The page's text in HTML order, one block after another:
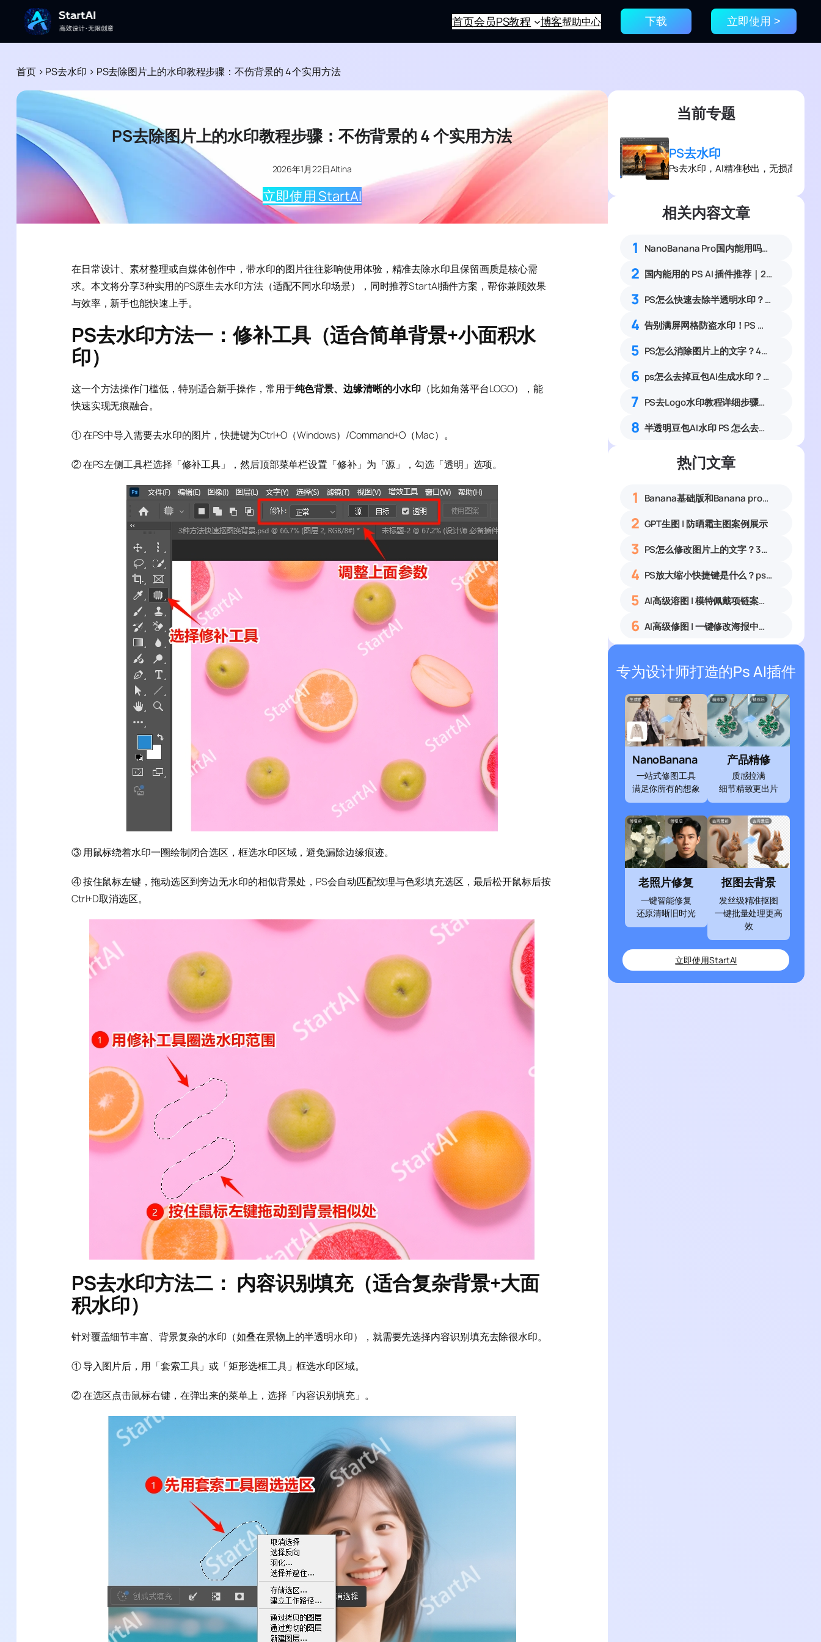
首页会员PS教程 博客帮助中心 下载 立即使用 >
首页 > PS去水印 > PS去除图片上的水印教程步骤：不伤背景的 4 个实用方法
PS去除图片上的水印教程步骤：不伤背景的 4 个实用方法
2026年1月22日Altina
立即使用 StartAI
在日常设计、素材整理或自媒体创作中，带水印的图片往往影响使用体验，精准去除水印且保留画质是核心需
求。本文将分享3种实用的PS原生去水印方法（适配不同水印场景），同时推荐StartAI插件方案，帮你兼顾效果
与效率，新手也能快速上手。
PS去水印方法一：修补工具（适合简单背景+小面积水
印）
这一个方法操作门槛低，特别适合新手操作，常用于纯色背景、边缘清晰的小水印 （比如角落平台LOGO），能
快速实现无痕融合。
① 在PS中导入需要去水印的图片，快捷键为Ctrl+O（Windows）/Command+O（Mac）。
② 在PS左侧工具栏选择「修补工具」，然后顶部菜单栏设置「修补」为「源」，勾选「透明」选项。
③ 用鼠标绕着水印一圈绘制闭合选区，框选水印区域，避免漏除边缘痕迹。
④ 按住鼠标左键，拖动选区到旁边无水印的相似背景处，PS会自动匹配纹理与色彩填充选区，最后松开鼠标后按
Ctrl+D取消选区。
PS去水印方法二： 内容识别填充（适合复杂背景+大面
积水印）
针对覆盖细节丰富、背景复杂的水印（如叠在景物上的半透明水印），就需要先选择内容识别填充去除很水印。
① 导入图片后，用「套索工具」或「矩形选框工具」框选水印区域。
② 在选区点击鼠标右键，在弹出来的菜单上，选择「内容识别填充」。
当前专题
PS去水印
Ps去水印，AI精准秒出，无损高效去
相关内容文章
1 NanoBanana Pro国内能用吗？Nano banana使用教程
2 国内能用的 PS AI 插件推荐｜2026 4款AI插件最新实测
3 PS怎么快速去除半透明水印？4个无痕清除水印实用方法
4 告别满屏网格防盗水印！PS 插件 StartAI 一键拯救人像大片
5 PS怎么消除图片上的文字？4种无痕去除图片文字实操完整教程
6 ps怎么去掉豆包AI生成水印？ps去掉豆包AI生成标志教程
7 PS去Logo水印教程详细步骤：5种实用方法对比
8 半透明豆包AI水印 PS 怎么去除？4 种无痕修复方法，轻松上手
热门文章
1 Banana基础版和Banana pro区别对比丨具体案例应用+使用教程
2 GPT生图 | 防晒霜主图案例展示
3 PS怎么修改图片上的文字？3种无痕改字方法，新手也能搞定
4 PS放大缩小快捷键是什么？ps怎么把图片拉大拉小？
5 AI高级溶图 | 模特佩戴项链案例展示
6 AI高级修图 | 一键修改海报中的文字
专为设计师打造的Ps AI插件
NanoBanana
一站式修图工具
满足你所有的想象
产品精修
质感拉满
细节精致更出片
老照片修复
一键智能修复
还原清晰旧时光
抠图去背景
发丝级精准抠图
一键批量处理更高
效
立即使用StartAI